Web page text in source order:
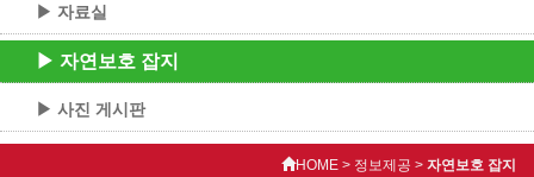
▶ 자료실
▶ 자연보호 잡지
▶ 사진 게시판
HOME > 정보제공 > 자연보호 잡지